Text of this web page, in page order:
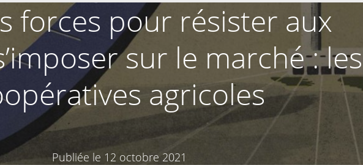
forces pour résister aux
sur le marché : les
agricoles
Publiée le 12 octobre 2021